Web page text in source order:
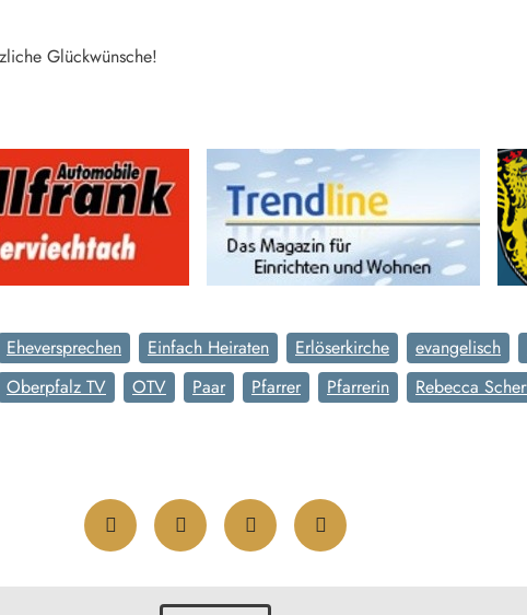
Glückwünsche!
Eheversprechen Einfach Heiraten Erlöserkirche evangelisch
Oberpfalz TV OTV Paar Pfarrer Pfarrerin Rebecca